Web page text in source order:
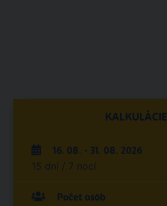
KALKULÁCIE
16. 08. - 31. 08. 2026
15 dní / 7 nocí
Počet osôb